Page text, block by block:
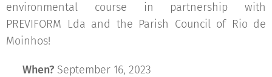
environmental course in partnership with
PREVIFORM Lda and the Parish Council of Rio de
Moinhos! 🎨♻️
When? September 16, 2023